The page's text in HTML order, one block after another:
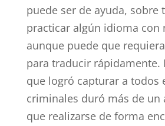
puede ser de ayuda, sobre
practicar algún idioma con
aunque puede que
para traducir rápidamente.
que logró capturar a todos
criminales duró más de un
que realizarse de forma